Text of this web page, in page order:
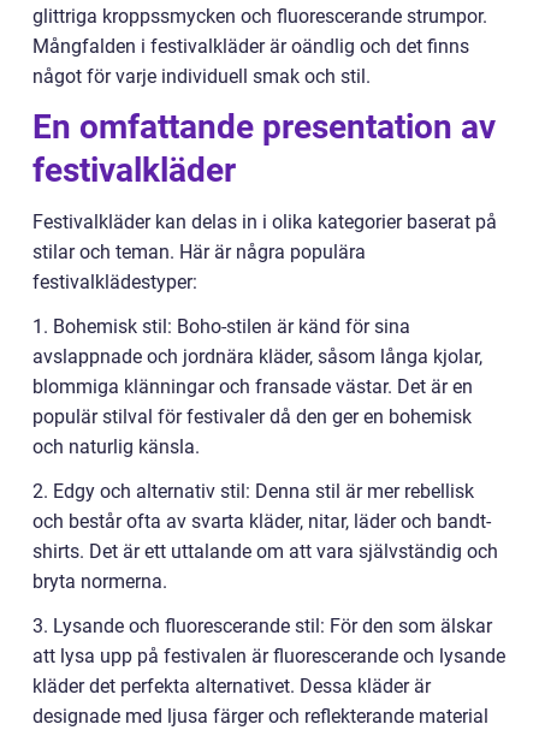
glittriga kroppssmycken och fluorescerande strumpor.
Mångfalden i festivalkläder är oändlig och det finns
något för varje individuell smak och stil.
En omfattande presentation av
festivalkläder
Festivalkläder kan delas in i olika kategorier baserat på
stilar och teman. Här är några populära
festivalklädestyper:
1. Bohemisk stil: Boho-stilen är känd för sina
avslappnade och jordnära kläder, såsom långa kjolar,
blommiga klänningar och fransade västar. Det är en
populär stilval för festivaler då den ger en bohemisk
och naturlig känsla.
2. Edgy och alternativ stil: Denna stil är mer rebellisk
och består ofta av svarta kläder, nitar, läder och bandt-
shirts. Det är ett uttalande om att vara självständig och
bryta normerna.
3. Lysande och fluorescerande stil: För den som älskar
att lysa upp på festivalen är fluorescerande och lysande
kläder det perfekta alternativet. Dessa kläder är
designade med ljusa färger och reflekterande material